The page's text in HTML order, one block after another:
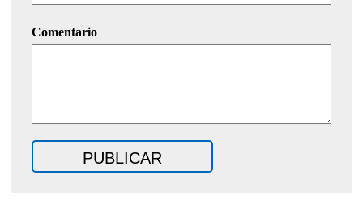
Comentario